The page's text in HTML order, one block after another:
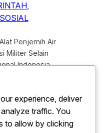
SOSIAL
Penjernih Air
Militer Selain
Indonesia
Universitas
Perang (OMSP),
bantuan
experience, deliver
traffic. You
to allow by clicking